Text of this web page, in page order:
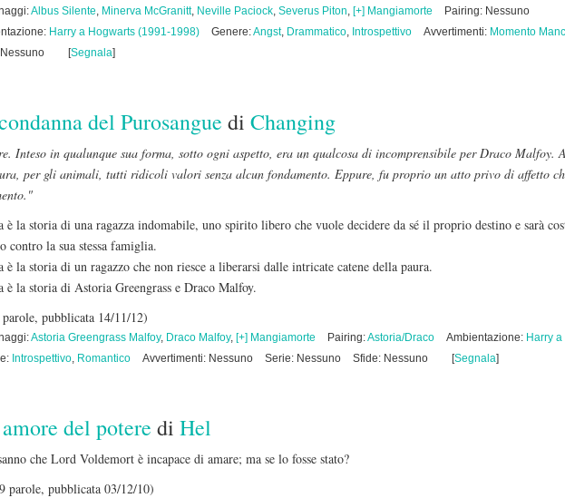
Albus Silente, Minerva McGranitt, Neville Paciock, Severus Piton, [+] Mangiamorte
Pairing: Nessuno
Harry a Hogwarts (1991-1998) Genere:Angst, Drammatico, Introspettivo Avvertimenti: Momento
[Segnala]
del Purosangue di Changing
Inteso in qualunque sua forma, sotto ogni aspetto, era un qualcosa di incomprensibile per Draco Malfoy.
per gli animali, tutti ridicoli valori senza alcun fondamento. Eppure, fu proprio un atto privo di affetto
è la storia di una ragazza indomabile, uno spirito libero che vuole decidere da sé il proprio destino e sarà
contro la sua stessa famiglia.
è la storia di un ragazzo che non riesce a liberarsi dalle intricate catene della paura.
è la storia di Astoria Greengrass e Draco Malfoy.
pubblicata 14/11/12)
Astoria Greengrass Malfoy, Draco Malfoy, [+] Mangiamorte Pairing:Astoria/Draco Ambientazione: Harry
Introspettivo, Romantico Avvertimenti: Nessuno Serie: Nessuno Sfide: Nessuno [Segnala]
del potere di Hel
che Lord Voldemort è incapace di amare; ma se lo fosse stato?
parole, pubblicata 03/12/10)